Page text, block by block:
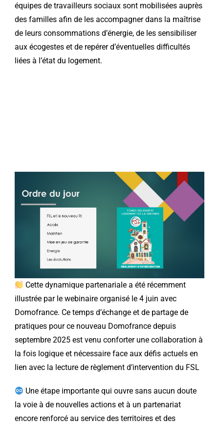
équipes de travailleurs sociaux sont mobilisées auprès
des familles afin de les accompagner dans la maîtrise
de leurs consommations d’énergie, de les sensibiliser
aux écogestes et de repérer d’éventuelles difficultés
liées à l’état du logement.
Cette dynamique partenariale a été récemment
illustrée par le webinaire organisé le 4 juin avec
Domofrance. Ce temps d’échange et de partage de
pratiques pour ce nouveau Domofrance depuis
septembre 2025 est venu conforter une collaboration à
la fois logique et nécessaire face aux défis actuels en
lien avec la lecture de règlement d’intervention du FSL
Une étape importante qui ouvre sans aucun doute
la voie à de nouvelles actions et à un partenariat
encore renforcé au service des territoires et des